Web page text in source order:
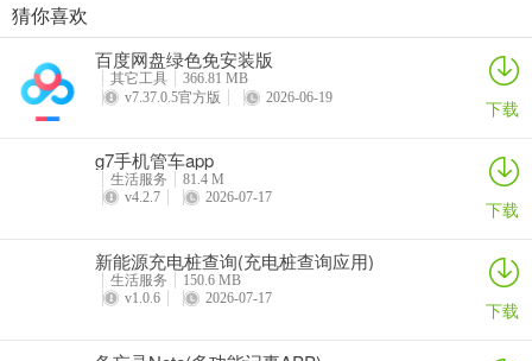
每日走路计步(运动健康记录)
详情
灵犀魔戒(运动睡眠管家)
详情
思特云联(视频监控应用)
倒计时DayMarter最新手机版
猜你喜欢
百度网盘绿色免安装版
其它工具
366.81 MB
v7.37.0.5官方版
2026-06-19 下载
g7手机管车app
生活服务
81.4 M
v4.2.7
2026-07-17 下载
新能源充电桩查询(充电桩查询应用)
生活服务
150.6 MB
v1.0.6
2026-07-17 下载